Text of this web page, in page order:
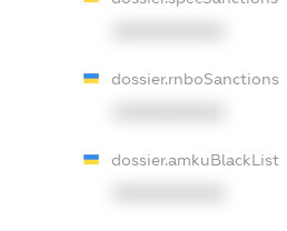
dossier.rnboSanctions
dossier.amkuBlackList